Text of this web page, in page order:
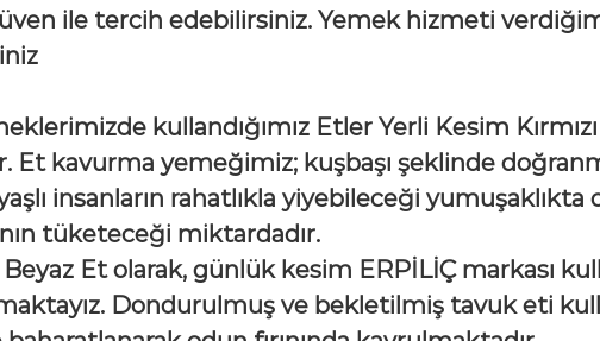
ile tercih edebilirsiniz. Yemek hizmeti
kullandığımız Etler Yerli Kesim
Et kavurma yemeğimiz; kuşbaşı şeklinde
insanların rahatlıkla yiyebileceği
tüketeceği miktardadır.
Et olarak, günlük kesim ERPİLİÇ markası
Dondurulmuş ve bekletilmiş tavuk eti